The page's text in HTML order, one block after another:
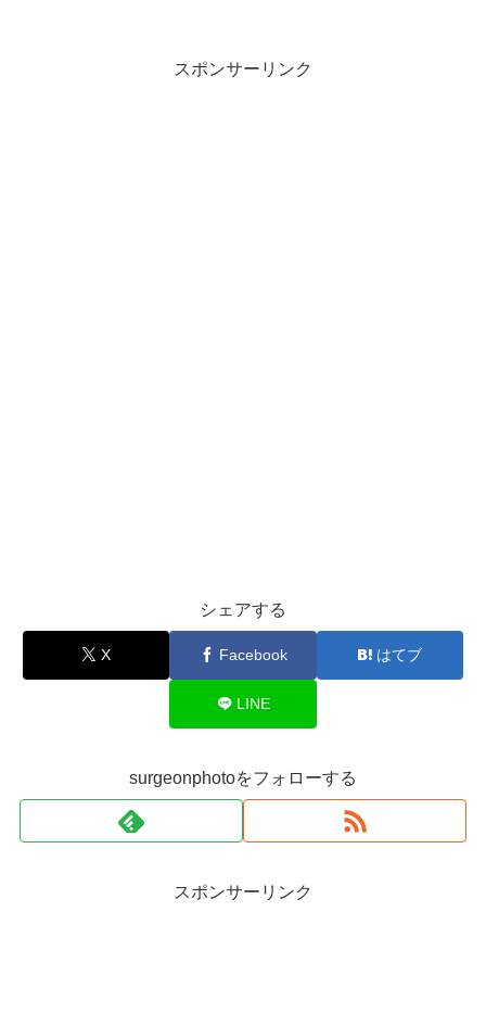
スポンサーリンク
シェアする
X Facebook はてブ
LINE
surgeonphotoをフォローする
スポンサーリンク